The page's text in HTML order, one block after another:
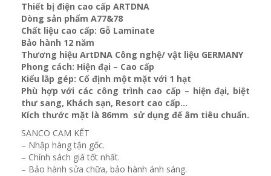
Thiết bị điện cao cấp ARTDNA
Dòng sản phẩm A77&78
Chất liệu cao cấp: Gỗ Laminate
Bảo hành 12 năm
Thương hiệu ArtDNA Công nghệ/ vật liệu GERMANY
Phong cách: Hiện đại – Cao cấp
Kiểu lắp gép: Cố định một mặt với 1 hạt
Phù hợp với các công trình cao cấp – hiện đại, biệt
thư sang, Khách sạn, Resort cao cấp…
Kích thước mặt là 86mm sử dụng đế âm tiêu chuẩn.
SANCO CAM KẾT
– Nhập hàng tận gốc.
– Chính sách giá tốt nhất.
– Bảo hành sửa chữa, bảo hành ánh sáng.